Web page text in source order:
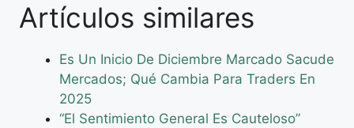
Artículos similares
Es Un Inicio De Diciembre Marcado Sacude
Mercados; Qué Cambia Para Traders En
2025
“El Sentimiento General Es Cauteloso”